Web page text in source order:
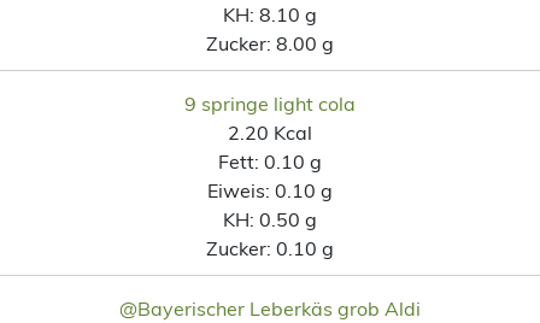
KH: 8.10 g
Zucker: 8.00 g
9 springe light cola
2.20 Kcal
Fett: 0.10 g
Eiweis: 0.10 g
KH: 0.50 g
Zucker: 0.10 g
@Bayerischer Leberkäs grob Aldi